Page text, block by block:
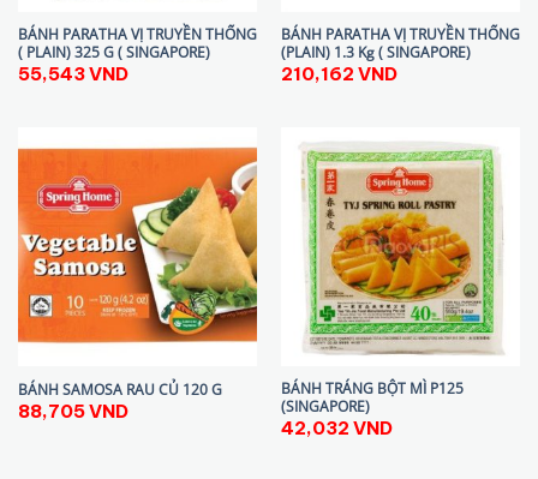
BÁNH PARATHA VỊ TRUYỀN THỐNG
( PLAIN) 325 G ( SINGAPORE)
55,543VND
BÁNH PARATHA VỊ TRUYỀN THỐNG
(PLAIN) 1.3 Kg ( SINGAPORE)
210,162 VND
BÁNH SAMOSA RAU CỦ 120 G
88,705VND
BÁNH TRÁNG BỘT MÌ P125
(SINGAPORE)
42,032 VND